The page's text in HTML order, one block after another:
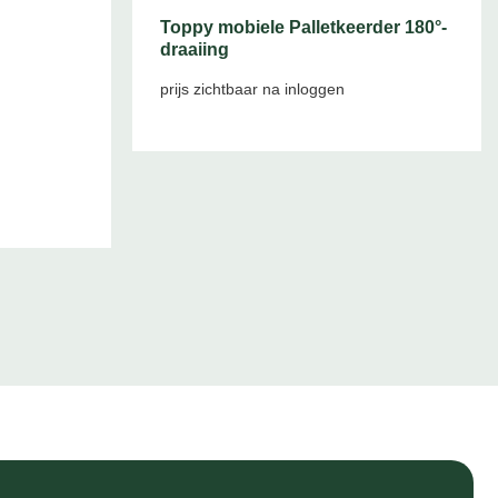
Toppy mobiele Palletkeerder 180°-
draaiing
prijs zichtbaar na inloggen